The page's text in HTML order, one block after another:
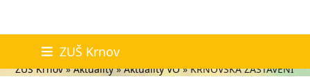
content
ZUŠ Krnov
Aktuality
ZUŠ Krnov»Aktuality»Aktuality VO»KRNOVSKÁ ZASTAVENÍ